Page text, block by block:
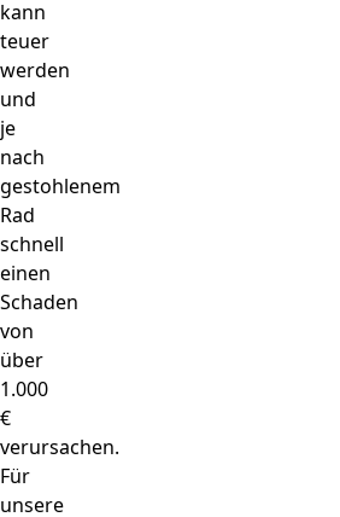
kann
teuer
werden
und
je
nach
gestohlenem
Rad
schnell
einen
Schaden
von
über
1.000
€
verursachen.
Für
unsere